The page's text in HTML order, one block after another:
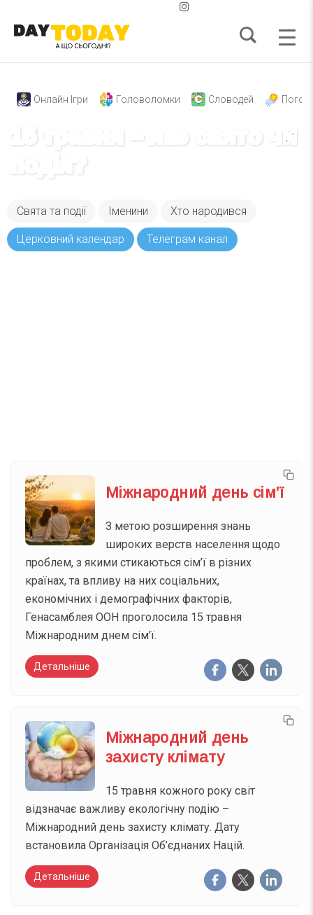
Онлайн Ігри Головоломки Словодей
15 травня – яке свято чи
подія?
Свята та події Іменини Хто народився
Церковний календар Телеграм канал
Міжнародний день сім’ї
З метою розширення знань
широких верств населення щодо
проблем, з якими стикаються сім’ї в різних
країнах, та впливу на них соціальних,
економічних і демографічних факторів,
Генасамблея ООН проголосила 15 травня
Міжнародним днем сім’ї.
Детальніше
Міжнародний день
захисту клімату
15 травня кожного року світ
відзначає важливу екологічну подію –
Міжнародний день захисту клімату. Дату
встановила Організація Об’єднаних Націй.
Детальніше